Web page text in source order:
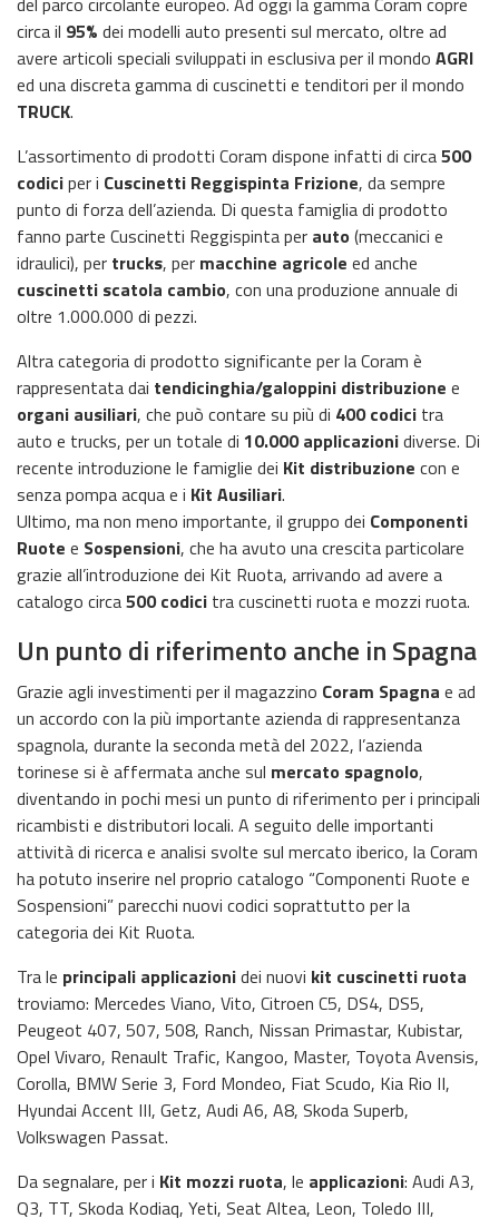
circa il 95% dei modelli auto presenti sul mercato, oltre ad
avere articoli speciali sviluppati in esclusiva per il mondo AGRI
ed una discreta gamma di cuscinetti e tenditori per il mondo
TRUCK.
L’assortimento di prodotti Coram dispone infatti di circa500
codiciper i Cuscinetti Reggispinta Frizione, da sempre
punto di forza dell’azienda. Di questa famiglia di prodotto
fanno parte Cuscinetti Reggispinta per auto (meccanici e
idraulici), per trucks, per macchine agricole ed anche
cuscinetti scatola cambio, con una produzione annuale di
oltre 1.000.000 di pezzi.
Altra categoria di prodotto significante per la Coram è
rappresentata dai tendicinghia/galoppini distribuzione e
organi ausiliari, che può contare su più di 400 codici tra
auto e trucks, per un totale di 10.000 applicazionidiverse. Di
recente introduzione le famiglie dei Kit distribuzione con e
senza pompa acqua e i Kit Ausiliari.
Ultimo, ma non meno importante, il gruppo dei Componenti
Ruote e Sospensioni, che ha avuto una crescita particolare
grazie all’introduzione dei Kit Ruota, arrivando ad avere a
catalogo circa500 codici tra cuscinetti ruota e mozzi ruota.
Un punto di riferimento anche in Spagna
Grazie agli investimenti per il magazzino Coram Spagna e ad
un accordo con la più importante azienda di rappresentanza
spagnola, durante la seconda metà del 2022, l’azienda
torinese si è affermata anche sul mercato spagnolo,
diventando in pochi mesi un punto di riferimento per i principali
ricambisti e distributori locali. A seguito delle importanti
attività di ricerca e analisi svolte sul mercato iberico, la Coram
ha potuto inserire nel proprio catalogo “Componenti Ruote e
Sospensioni” parecchi nuovi codici soprattutto per la
categoria dei Kit Ruota.
Tra le principali applicazionidei nuovi kit cuscinetti ruota
troviamo: Mercedes Viano, Vito, Citroen C5, DS4, DS5,
Peugeot 407, 507, 508, Ranch, Nissan Primastar, Kubistar,
Opel Vivaro, Renault Trafic, Kangoo, Master, Toyota Avensis,
Corolla, BMW Serie 3, Ford Mondeo, Fiat Scudo, Kia Rio II,
Hyundai Accent III, Getz, Audi A6, A8, Skoda Superb,
Volkswagen Passat.
Da segnalare, per i Kit mozzi ruota, le applicazioni: Audi A3,
Q3, TT, Skoda Kodiaq, Yeti, Seat Altea, Leon, Toledo III,